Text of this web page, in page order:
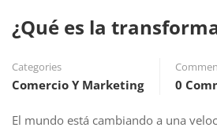
¿Qué es la
Categories
Comercio Y Marketing 0
El mundo está cambiando a una